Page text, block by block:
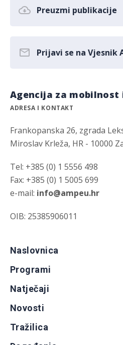
Preuzmi publikacije
Prijavi se na Vjesnik
Agencija za mobilnost
ADRESA I KONTAKT
Frankopanska 26, zgrada
Miroslav Krleža, HR - 10000
Tel: +385 (0) 1 5556 498
Fax: +385 (0) 1 5005 699
e-mail: info@ampeu.hr
OIB: 25385906011
Naslovnica
Programi
Natječaji
Novosti
Tražilica